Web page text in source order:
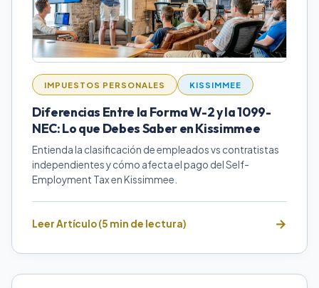
IMPUESTOS PERSONALES KISSIMMEE
Diferencias Entre la Forma W-2 y la 1099-
NEC: Lo que Debes Saber en Kissimmee
Entienda la clasificación de empleados vs contratistas
independientes y cómo afecta el pago del Self-
Employment Tax en Kissimmee.
Leer Artículo (5 min de lectura)